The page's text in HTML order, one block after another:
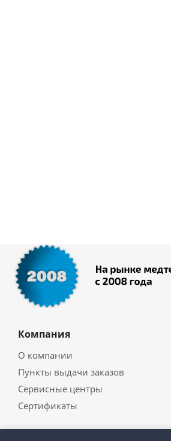
Компания
О компании
Пункты выдачи заказов
Сервисные центры
Сертификаты